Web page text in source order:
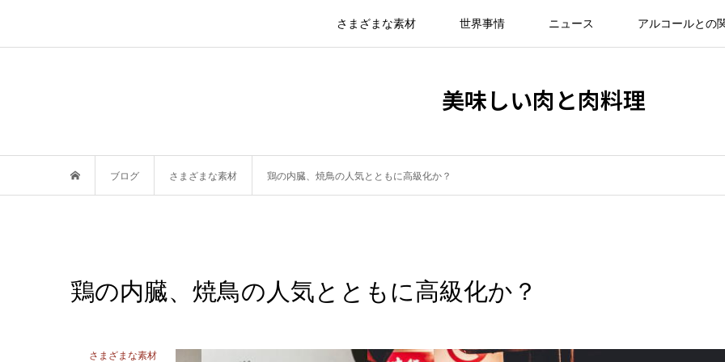
さまざまな素材 世界事情 ニュース アルコールとの
美味しい肉と肉料理
ブログ さまざまな素材 鶏の内臓、焼鳥の人気とともに高級化か？
鶏の内臓、焼鳥の人気とともに高級化か？
さまざまな素材